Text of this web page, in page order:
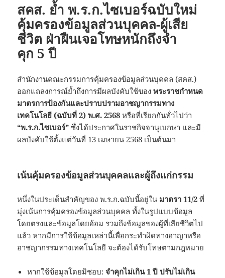
สคส. ย้ำ พ.ร.ก.ไซเบอร์ฉบับใหม่
คุ้มครองข้อมูลส่วนบุคคล-ผู้เสีย
ชีวิต ฝ่าฝืนเจอโทษหนักถึงจำ
คุก 5 ปี
สำนักงานคณะกรรมการคุ้มครองข้อมูลส่วนบุคคล (สคส.)
ออกแถลงการณ์ย้ำถึงการมีผลบังคับใช้ของพระราชกำหนด
มาตรการป้องกันและปราบปรามอาชญากรรมทาง
เทคโนโลยี (ฉบับที่ 2) พ.ศ. 2568 หรือที่เรียกกันทั่วไปว่า
“พ.ร.ก.ไซเบอร์” ซึ่งได้ประกาศในราชกิจจานุเบกษา และมี
ผลบังคับใช้ตั้งแต่วันที่ 13 เมษายน 2568 เป็นต้นมา
เน้นคุ้มครองข้อมูลส่วนบุคคลและผู้ถึงแก่กรรม
หนึ่งในประเด็นสำคัญของ พ.ร.ก.ฉบับนี้อยู่ใน มาตรา 11/2 ที่
มุ่งเน้นการคุ้มครองข้อมูลส่วนบุคคล ทั้งในรูปแบบข้อมูล
โดยตรงและข้อมูลโดยอ้อม รวมถึงข้อมูลของผู้ที่เสียชีวิตไป
แล้ว หากมีการใช้ข้อมูลเหล่านี้เพื่อกระทำผิดทางอาญาหรือ
อาชญากรรมทางเทคโนโลยี จะต้องได้รับโทษตามกฎหมาย
หากใช้ข้อมูลโดยมิชอบ:จำคุกไม่เกิน 1 ปี ปรับไม่เกิน